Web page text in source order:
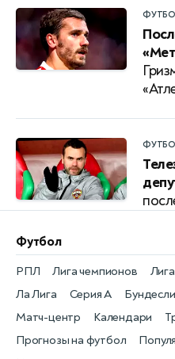
Футбол
РПЛ
Матч-центр
Лига чемпионов
Календари
Прогнозы на футбол
Ла Лига Серия А